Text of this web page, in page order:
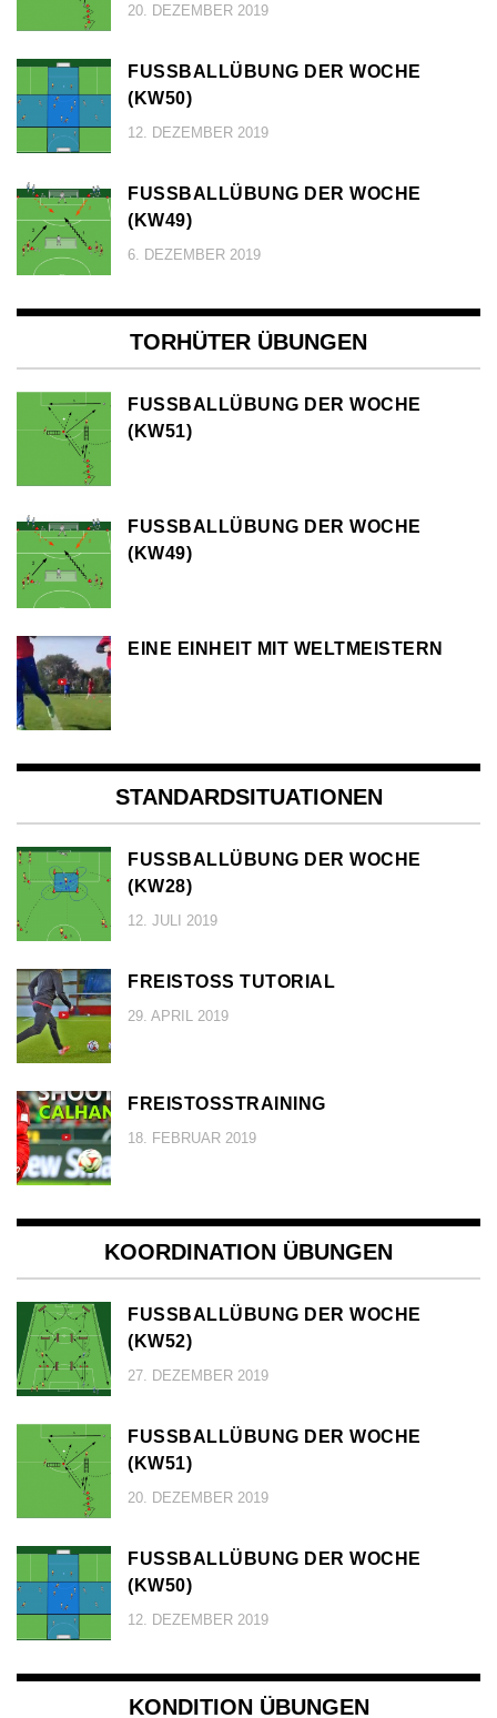
20. DEZEMBER 2019
FUSSBALLÜBUNG DER WOCHE (
KW50)
12. DEZEMBER 2019
FUSSBALLÜBUNG DER WOCHE (
KW49)
6. DEZEMBER 2019
TORHÜTER ÜBUNGEN
FUSSBALLÜBUNG DER WOCHE (
KW51)
FUSSBALLÜBUNG DER WOCHE (
KW49)
EINE EINHEIT MIT WELTMEISTERN
STANDARDSITUATIONEN
FUSSBALLÜBUNG DER WOCHE (
KW28)
12. JULI 2019
FREISTOSS TUTORIAL
29. APRIL 2019
FREISTOSSTRAINING
18. FEBRUAR 2019
KOORDINATION ÜBUNGEN
FUSSBALLÜBUNG DER WOCHE (
KW52)
27. DEZEMBER 2019
FUSSBALLÜBUNG DER WOCHE (
KW51)
20. DEZEMBER 2019
FUSSBALLÜBUNG DER WOCHE (
KW50)
12. DEZEMBER 2019
KONDITION ÜBUNGEN